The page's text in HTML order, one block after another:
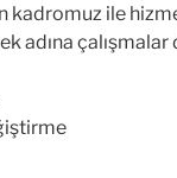
kadromuz ile
adına